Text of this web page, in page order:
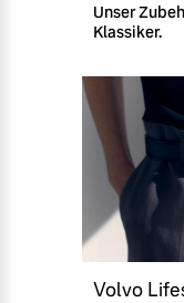
Unser
Klassiker.
Volvo